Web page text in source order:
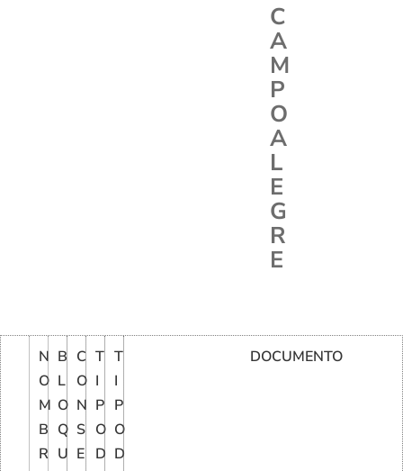
C
A
M
P
O
A
L
E
G
R
E
N
O
M
B
R
B
L
O
Q
U
C
O
N
S
E
T
I
P
O
D
T
I
P
O
D
DOCUMENTO